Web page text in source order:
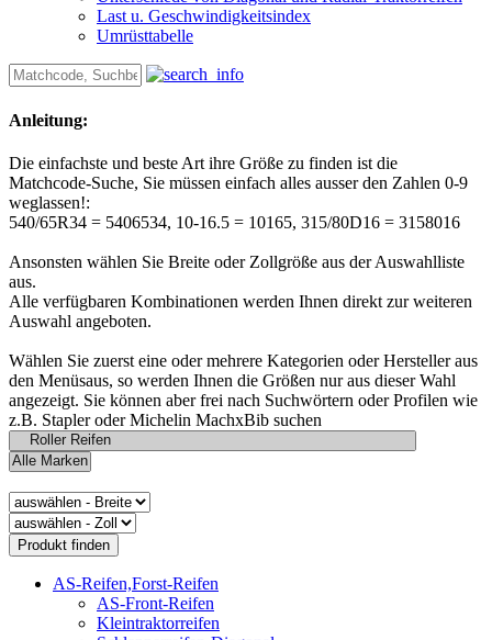
Last u. Geschwindigkeitsindex
Umrüsttabelle
Anleitung:
Die einfachste und beste Art ihre Größe zu finden ist die
Matchcode-Suche, Sie müssen einfach alles ausser den Zahlen 0-9
weglassen!:
540/65R34 = 5406534, 10-16.5 = 10165, 315/80D16 = 3158016
Ansonsten wählen Sie Breite oder Zollgröße aus der Auswahlliste
aus.
Alle verfügbaren Kombinationen werden Ihnen direkt zur weiteren
Auswahl angeboten.
Wählen Sie zuerst eine oder mehrere Kategorien oder Hersteller aus
den Menüsaus, so werden Ihnen die Größen nur aus dieser Wahl
angezeigt. Sie können aber frei nach Suchwörtern oder Profilen wie
z.B. Stapler oder Michelin MachxBib suchen
AS-Reifen,Forst-Reifen
AS-Front-Reifen
Kleintraktorreifen